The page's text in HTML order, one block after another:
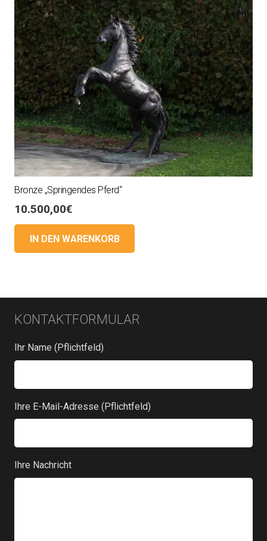
Bronze „Springendes Pferd“
10.500,00€
IN DEN WARENKORB
KONTAKTFORMULAR
Ihr Name (Pflichtfeld)
Ihre E-Mail-Adresse (Pflichtfeld)
Ihre Nachricht